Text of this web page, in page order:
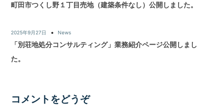
町田市つくし野１丁目売地（建築条件なし）公開しました。
2025年9月27日 News
「別荘地処分コンサルティング」業務紹介ページ公開しまし
た。
コメントをどうぞ